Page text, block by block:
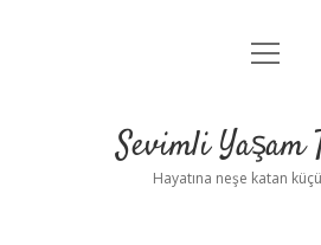
Anasayfa
Yasal Uyarı
menüyü
Sevimli Yaşam
Hayatına neşe katan